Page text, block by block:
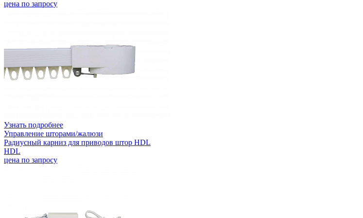
цена по запросу
Узнать подробнее
Управление шторами/жалюзи
Радиусный карниз для приводов штор HDL
HDL
цена по запросу